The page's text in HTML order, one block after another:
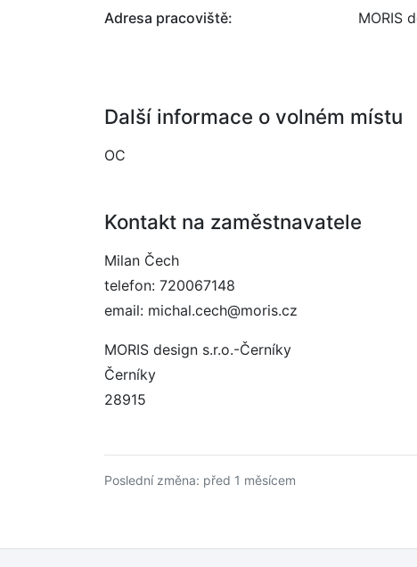
Adresa pracoviště:
MORIS
Další informace o volném místu
OC
Kontakt na zaměstnavatele
Milan Čech
telefon: 720067148
email: michal.cech@moris.cz
MORIS design s.r.o.-Černíky
Černíky
28915
Poslední změna: před 1 měsícem